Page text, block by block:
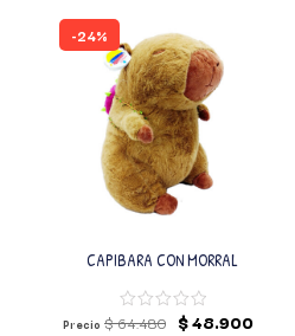
-24%
CAPIBARA CON MORRAL
Precio $64.480 $48.900